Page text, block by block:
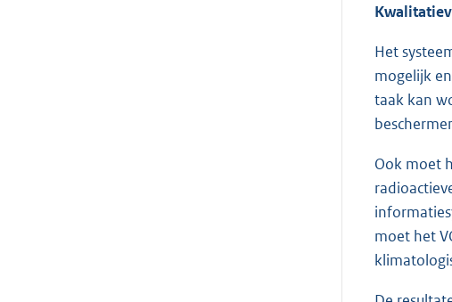
Het
mogelijk
taak kan
Ook moet
moet het